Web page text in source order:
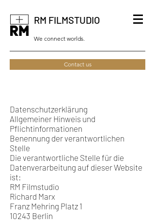
RM FILMSTUDIO
We connect worlds.
Contact us
Datenschutzerklärung
Allgemeiner Hinweis und
Pflichtinformationen
Benennung der verantwortlichen
Stelle
Die verantwortliche Stelle für die
Datenverarbeitung auf dieser Website
ist:
RM Filmstudio
Richard Marx
Franz Mehring Platz 1
10243 Berlin